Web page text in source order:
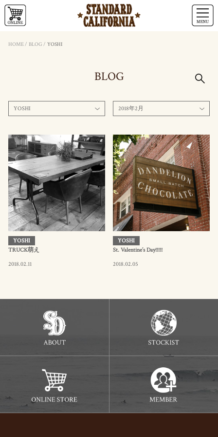
HOME/ BLOG / YOSHI
BLOG
YOSHI 2018年2月
YOSHI
TRUCK萌え
2018.02.11
YOSHI
St. Valentine’s Day!!!!!
2018.02.05